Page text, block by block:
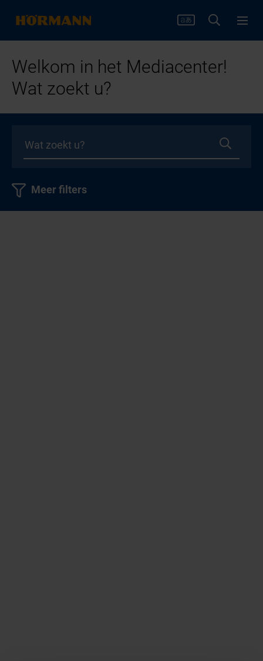
Welkom in het Mediacenter!
Wat zoekt u?
Meer filters